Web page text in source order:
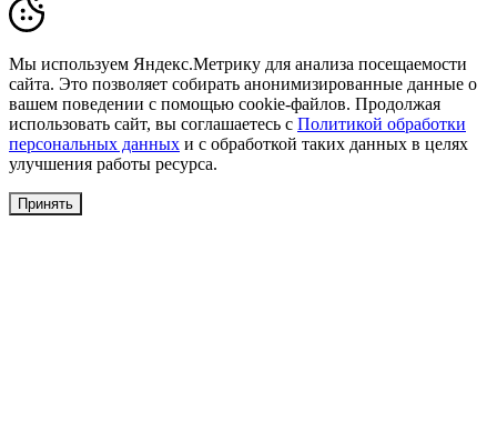
Мы используем Яндекс.Метрику для анализа посещаемости
сайта. Это позволяет собирать анонимизированные данные о
вашем поведении с помощью cookie-файлов. Продолжая
использовать сайт, вы соглашаетесь с Политикой обработки
персональных данных и с обработкой таких данных в целях
улучшения работы ресурса.
Принять